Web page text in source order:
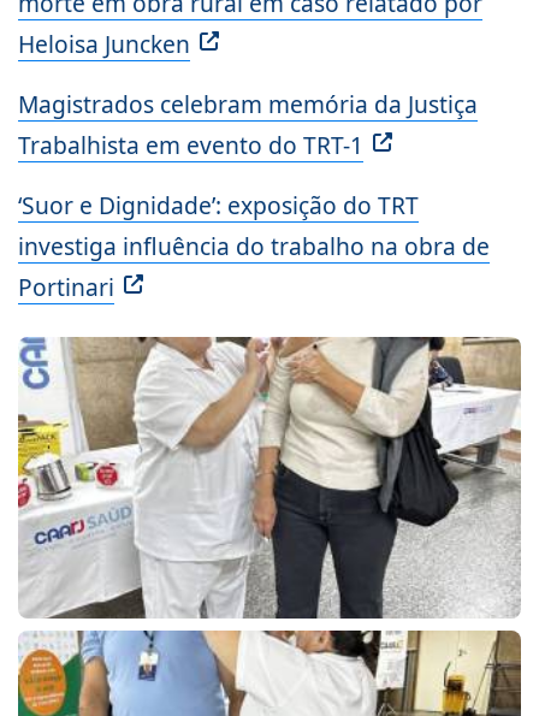
Heloisa Juncken
Magistrados celebram memória da Justiça
Trabalhista em evento do TRT-1
‘Suor e Dignidade’: exposição do TRT
investiga influência do trabalho na obra de
Portinari